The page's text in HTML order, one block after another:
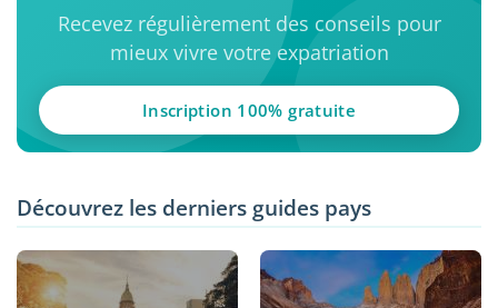
Recevez régulièrement des conseils pour
mieux vivre votre expatriation
Inscription 100% gratuite
Découvrez les derniers guides pays